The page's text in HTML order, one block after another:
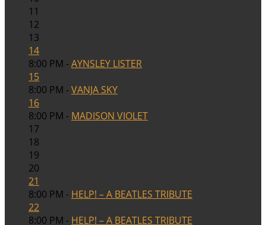
11
12
13
14
8:00 PM -AYNSLEY LISTER
15
8:00 PM -VANJA SKY
16
8:00 PM - MADISON VIOLET
17
18
19
20
21
8:00 PM - HELP! – A BEATLES TRIBUTE
22
8:00 PM - HELP! – A BEATLES TRIBUTE